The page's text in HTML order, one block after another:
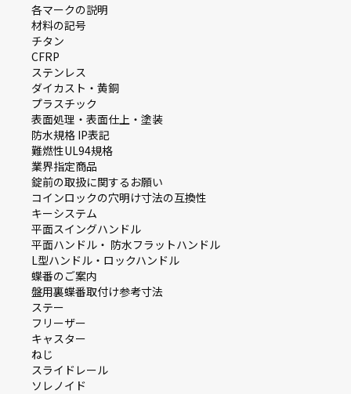
各マークの説明
材料の記号
チタン
CFRP
ステンレス
ダイカスト・⻩銅
プラスチック
表面処理・表面仕上・塗装
防⽔規格 IP表記
難燃性UL94規格
業界指定商品
錠前の取扱に関するお願い
コインロックの⽳明け⼨法の互換性
キーシステム
平⾯スイングハンドル
平⾯ハンドル・ 防⽔フラットハンドル
L型ハンドル・ロックハンドル
蝶番のご案内
盤⽤裏蝶番取付け参考⼨法
ステー
フリーザー
キャスター
ねじ
スライドレール
ソレノイド